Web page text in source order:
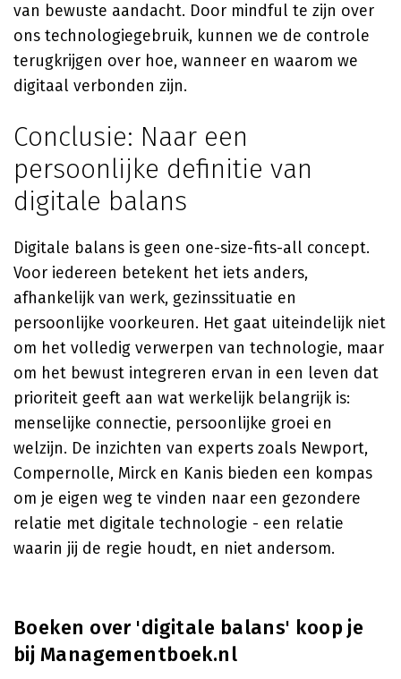
van bewuste aandacht. Door mindful te zijn over
ons technologiegebruik, kunnen we de controle
terugkrijgen over hoe, wanneer en waarom we
digitaal verbonden zijn.
Conclusie: Naar een
persoonlijke definitie van
digitale balans
Digitale balans is geen one-size-fits-all concept.
Voor iedereen betekent het iets anders,
afhankelijk van werk, gezinssituatie en
persoonlijke voorkeuren. Het gaat uiteindelijk niet
om het volledig verwerpen van technologie, maar
om het bewust integreren ervan in een leven dat
prioriteit geeft aan wat werkelijk belangrijk is:
menselijke connectie, persoonlijke groei en
welzijn. De inzichten van experts zoals Newport,
Compernolle, Mirck en Kanis bieden een kompas
om je eigen weg te vinden naar een gezondere
relatie met digitale technologie - een relatie
waarin jij de regie houdt, en niet andersom.
Boeken over 'digitale balans' koop je
bij Managementboek.nl